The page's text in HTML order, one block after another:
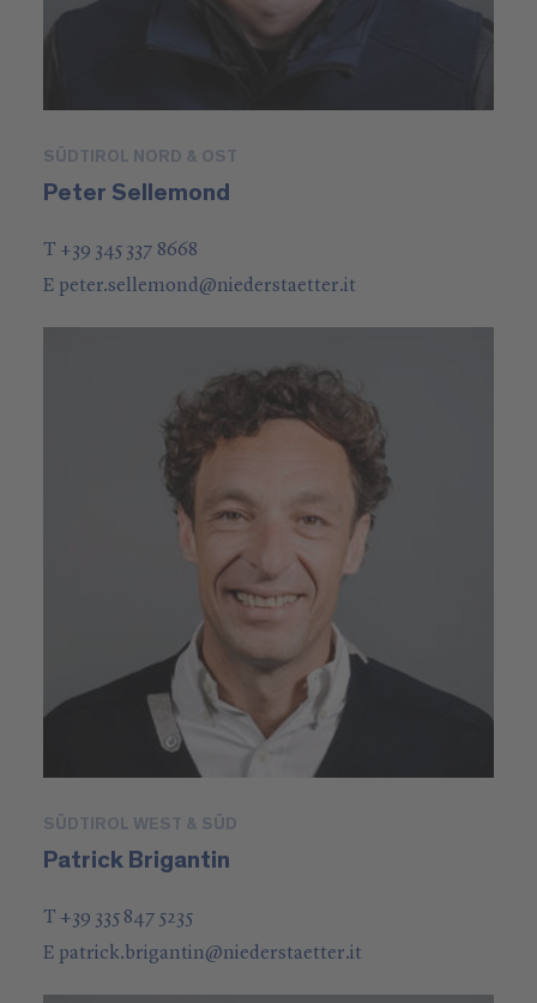
SÜDTIROL NORD & OST
Peter Sellemond
T +39 345 337 8668
E peter.sellemond@niederstaetter.it
SÜDTIROL WEST & SÜD
Patrick Brigantin
T +39 335 847 5235
E patrick.brigantin@niederstaetter.it